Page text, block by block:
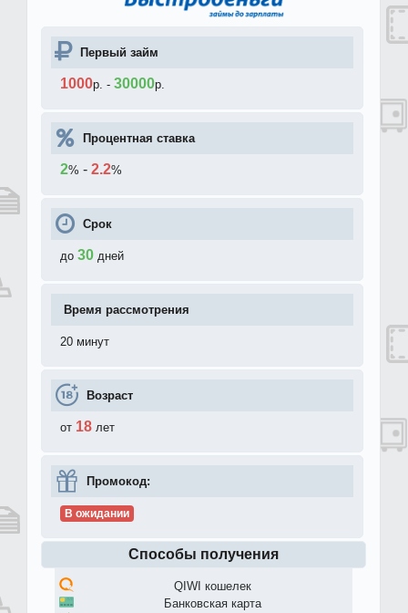
Первый займ
1000р. - 30000р.
Процентная ставка
2% - 2.2%
Срок
до 30 дней
Время рассмотрения
20 минут
Возраст
от 18 лет
Промокод:
В ожидании
Способы получения
QIWI кошелек
Банковская карта